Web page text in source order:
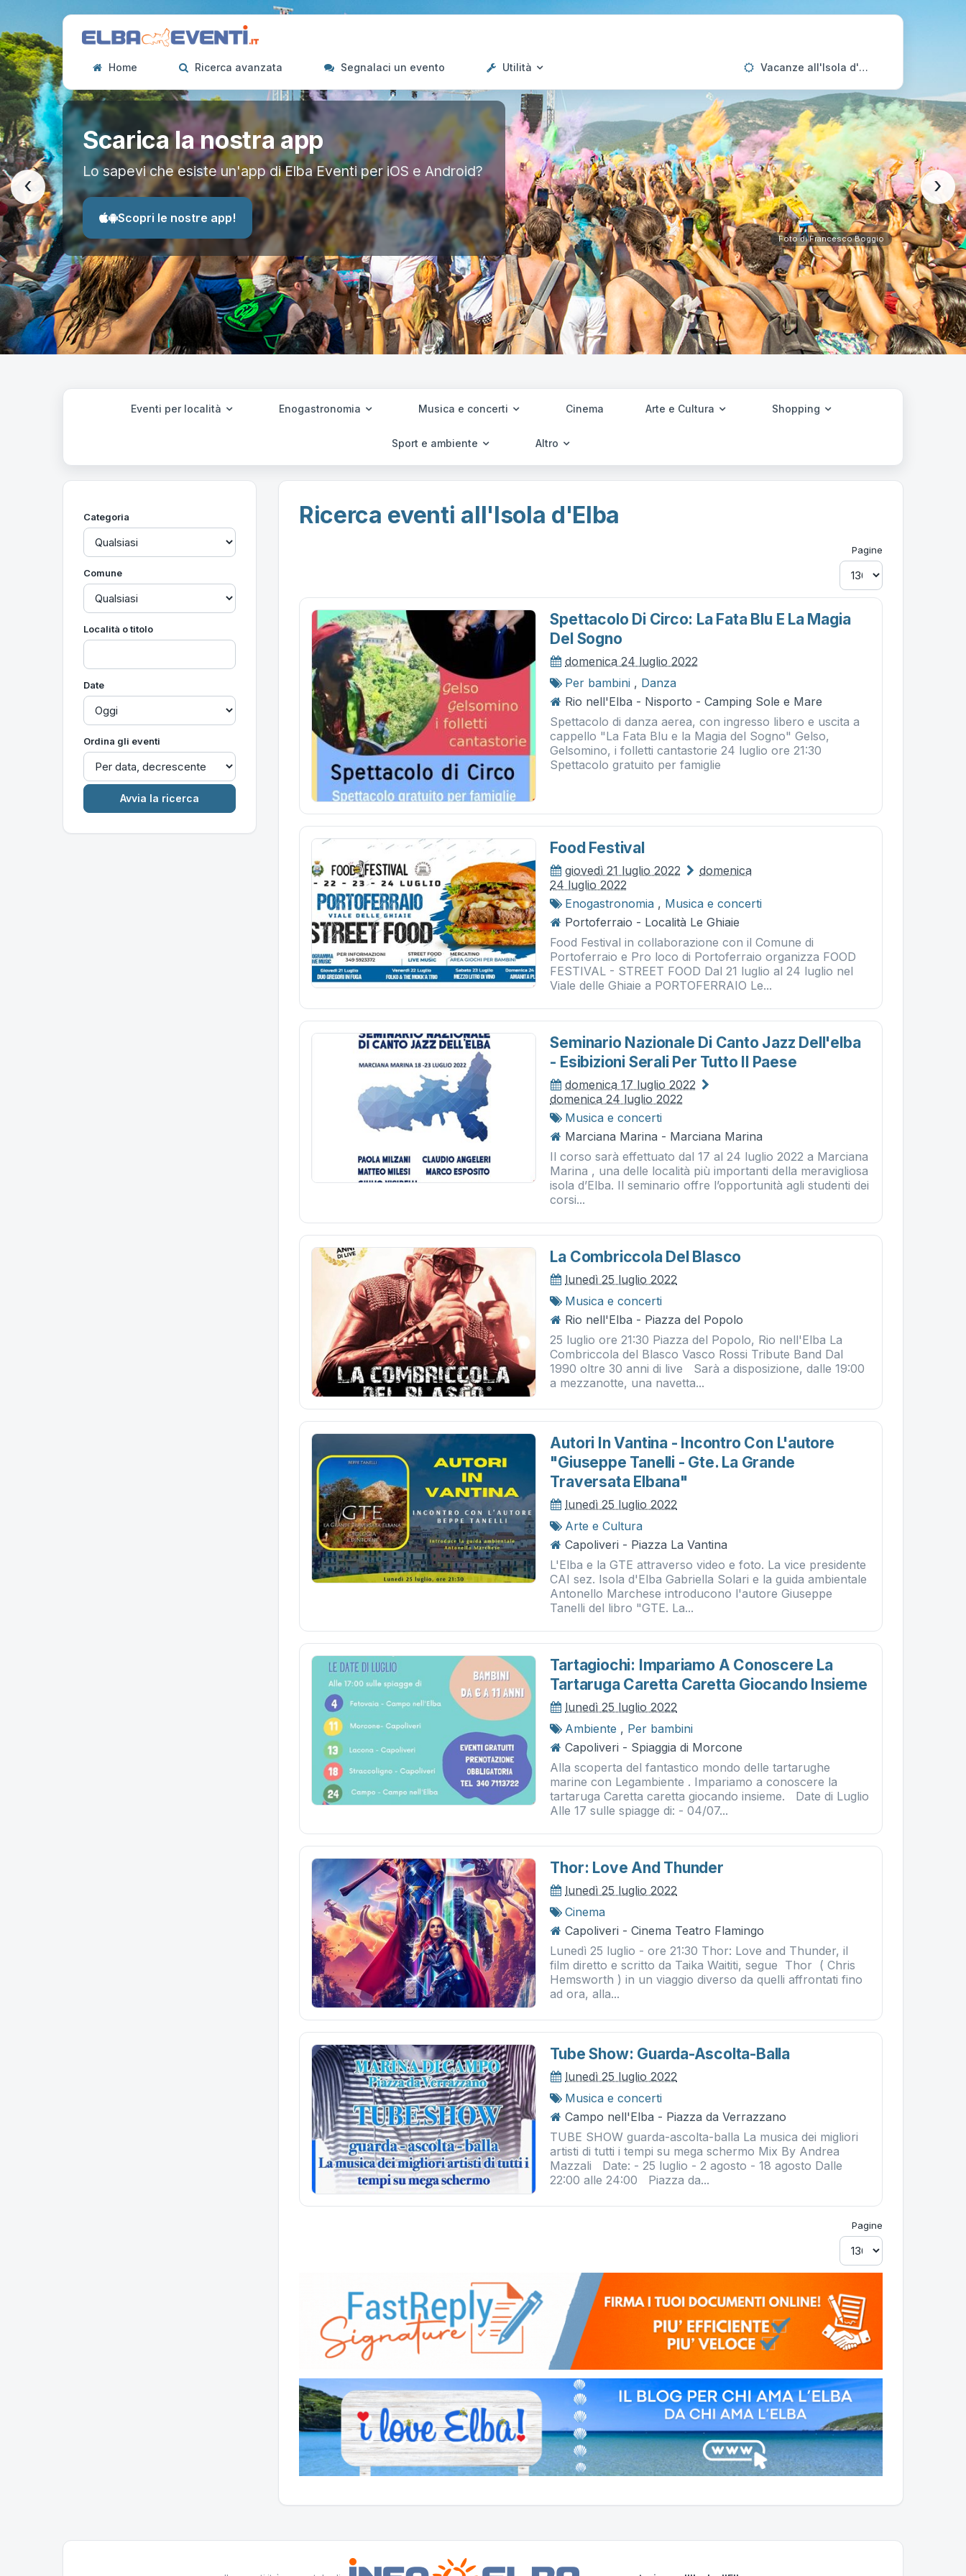
Home Ricerca avanzata Segnalaci un evento Utilità Vacanze all'Isola d'Elba
Scarica la nostra app
Lo sapevi che esiste un'app di Elba Eventi per iOS e Android?
Scopri le nostre app!
Foto di Francesco Boggio
‹ ›
Eventi per località Enogastronomia Musica e concerti Cinema Arte e Cultura Shopping
Sport e ambiente Altro
Categoria
Comune
Località o titolo
Date
Ordina gli eventi
Ricerca eventi all'Isola d'Elba
Pagine
Spettacolo Di Circo: La Fata Blu E La Magia
Del Sogno
domenica 24 luglio 2022
Per bambini , Danza
Rio nell'Elba - Nisporto - Camping Sole e Mare
Spettacolo di danza aerea, con ingresso libero e uscita a
cappello "La Fata Blu e la Magia del Sogno" Gelso,
Gelsomino, i folletti cantastorie 24 luglio ore 21:30
Spettacolo gratuito per famiglie
Food Festival
giovedì 21 luglio 2022
domenica
24 luglio 2022
Enogastronomia , Musica e concerti
Portoferraio - Località Le Ghiaie
Food Festival in collaborazione con il Comune di
Portoferraio e Pro loco di Portoferraio organizza FOOD
FESTIVAL - STREET FOOD Dal 21 luglio al 24 luglio nel
Viale delle Ghiaie a PORTOFERRAIO Le...
Seminario Nazionale Di Canto Jazz Dell'elba
- Esibizioni Serali Per Tutto Il Paese
domenica 17 luglio 2022
domenica 24 luglio 2022
Musica e concerti
Marciana Marina - Marciana Marina
Il corso sarà effettuato dal 17 al 24 luglio 2022 a Marciana
Marina , una delle località più importanti della meravigliosa
isola d’Elba. Il seminario offre l’opportunità agli studenti dei
corsi...
La Combriccola Del Blasco
lunedì 25 luglio 2022
Musica e concerti
Rio nell'Elba - Piazza del Popolo
25 luglio ore 21:30 Piazza del Popolo, Rio nell'Elba La
Combriccola del Blasco Vasco Rossi Tribute Band Dal
1990 oltre 30 anni di live Sarà a disposizione, dalle 19:00
a mezzanotte, una navetta...
Autori In Vantina - Incontro Con L'autore
"giuseppe Tanelli - Gte. La Grande
Traversata Elbana"
lunedì 25 luglio 2022
Arte e Cultura
Capoliveri - Piazza La Vantina
L'Elba e la GTE attraverso video e foto. La vice presidente
CAI sez. Isola d'Elba Gabriella Solari e la guida ambientale
Antonello Marchese introducono l'autore Giuseppe
Tanelli del libro "GTE. La...
Tartagiochi: Impariamo A Conoscere La
Tartaruga Caretta Caretta Giocando Insieme
lunedì 25 luglio 2022
Ambiente , Per bambini
Capoliveri - Spiaggia di Morcone
Alla scoperta del fantastico mondo delle tartarughe
marine con Legambiente . Impariamo a conoscere la
tartaruga Caretta caretta giocando insieme. Date di Luglio
Alle 17 sulle spiagge di: - 04/07...
Thor: Love And Thunder
lunedì 25 luglio 2022
Cinema
Capoliveri - Cinema Teatro Flamingo
Lunedì 25 luglio - ore 21:30 Thor: Love and Thunder, il
film diretto e scritto da Taika Waititi, segue Thor ( Chris
Hemsworth ) in un viaggio diverso da quelli affrontati fino
ad ora, alla...
Tube Show: Guarda-Ascolta-Balla
lunedì 25 luglio 2022
Musica e concerti
Campo nell'Elba - Piazza da Verrazzano
TUBE SHOW guarda-ascolta-balla La musica dei migliori
artisti di tutti i tempi su mega schermo Mix By Andrea
Mazzali Date: - 25 luglio - 2 agosto - 18 agosto Dalle
22:00 alle 24:00 Piazza da...
Pagine